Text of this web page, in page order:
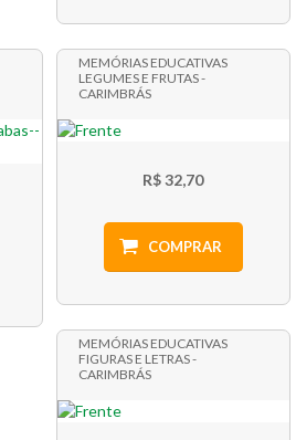
MEMÓRIAS EDUCATIVAS
LEGUMES E FRUTAS -
CARIMBRÁS
R$ 32,70
COMPRAR
MEMÓRIAS EDUCATIVAS
FIGURAS E LETRAS -
CARIMBRÁS